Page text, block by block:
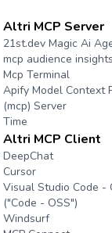
Altri MCP Server
21st.dev Magic Ai
mcp audience insights
Mcp Terminal
Apify Model Context
(mcp) Server
Time
Altri MCP Client
DeepChat
Cursor
Visual Studio Code -
("Code - OSS")
Windsurf